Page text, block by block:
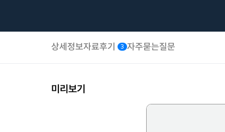
상세정보자료후기 3 자주묻는질문
미리보기